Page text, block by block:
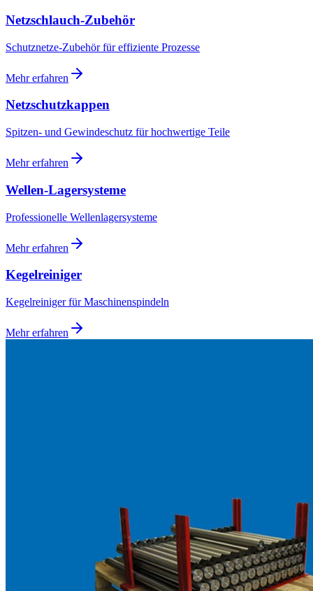
Netzschlauch-Zubehör
Schutznetze-Zubehör für effiziente Prozesse
Mehr erfahren
Netzschutzkappen
Spitzen- und Gewindeschutz für hochwertige Teile
Mehr erfahren
Wellen-Lagersysteme
Professionelle Wellenlagersysteme
Mehr erfahren
Kegelreiniger
Kegelreiniger für Maschinenspindeln
Mehr erfahren